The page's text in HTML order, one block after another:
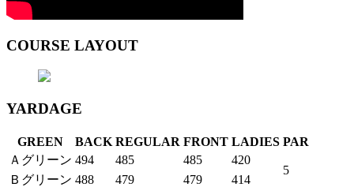
COURSE LAYOUT
YARDAGE
GREEN BACK REGULAR FRONT LADIES PAR
Ａグリーン 494 485 485 420
5
Ｂグリーン 488 479 479
414